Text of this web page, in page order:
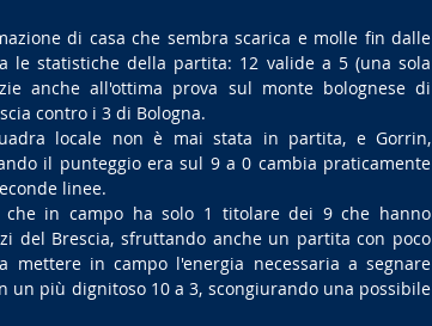
di casa che sembra scarica e molle fin dalle
le statistiche della partita: 12 valide a 5 (una sola
anche all'ottima prova sul monte bolognese di
contro i 3 di Bologna.
locale non è mai stata in partita, e Gorrin,
il punteggio era sul 9 a 0 cambia praticamente
linee.
che in campo ha solo 1 titolare dei 9 che hanno
del Brescia, sfruttando anche un partita con poco
mettere in campo l'energia necessaria a segnare
più dignitoso 10 a 3, scongiurando una possibile